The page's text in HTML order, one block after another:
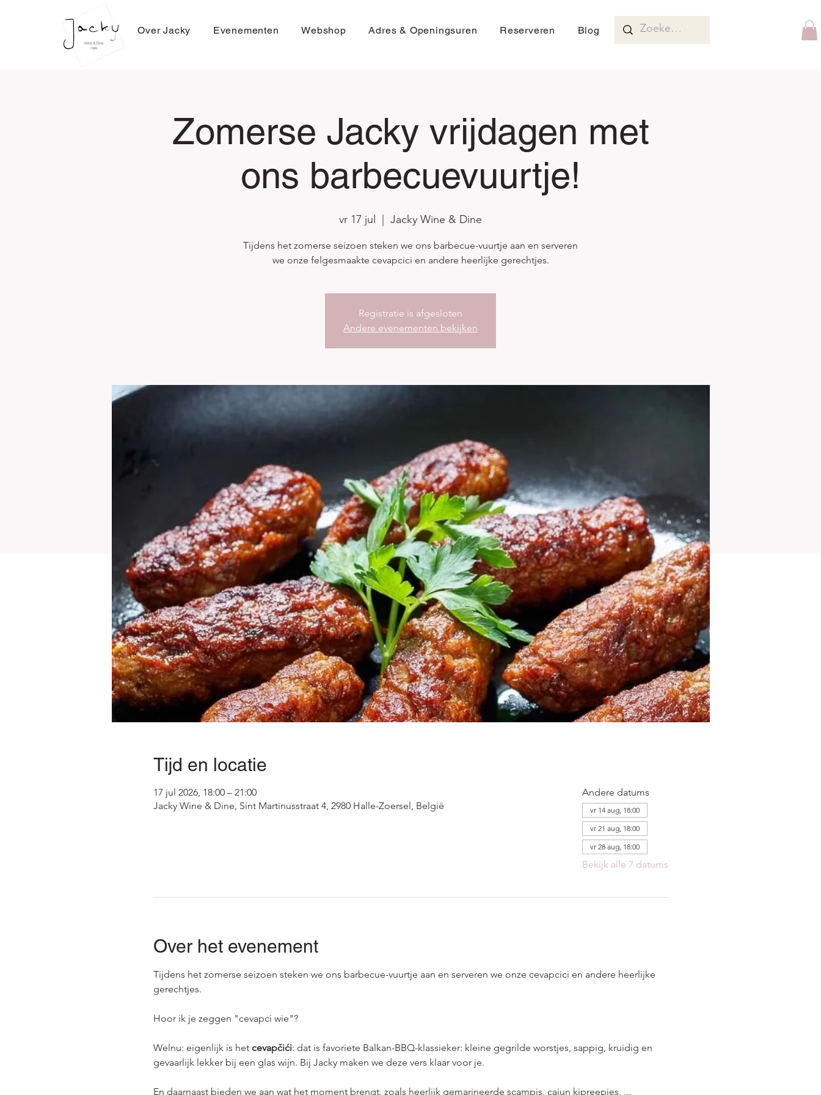
Over Jacky Evenementen Webshop Adres & Openingsuren Reserveren Blog
Zomerse Jacky vrijdagen met
ons barbecuevuurtje!
vr 17 jul Jacky Wine & Dine
Tijdens het zomerse seizoen steken we ons barbecue-vuurtje aan en serveren
we onze felgesmaakte cevapcici en andere heerlijke gerechtjes.
Registratie is afgesloten
Andere evenementen bekijken
Tijd en locatie
17 jul 2026, 18:00 – 21:00
Jacky Wine & Dine, Sint Martinusstraat 4, 2980 Halle-Zoersel, België
Andere datums
vr 14 aug, 18:00
vr 21 aug, 18:00
vr 28 aug, 18:00
Bekijk alle 7 datums
Over het evenement
Tijdens het zomerse seizoen steken we ons barbecue-vuurtje aan en serveren we onze cevapcici en andere heerlijke
gerechtjes.
Hoor ik je zeggen "cevapci wie"?
Welnu: eigenlijk is het cevapčići: dat is favoriete Balkan-BBQ-klassieker: kleine gegrilde worstjes, sappig, kruidig en
gevaarlijk lekker bij een glas wijn. Bij Jacky maken we deze vers klaar voor je.
En daarnaast bieden we aan wat het moment brengt, zoals heerlijk gemarineerde scampis, cajun kipreepjes, ...